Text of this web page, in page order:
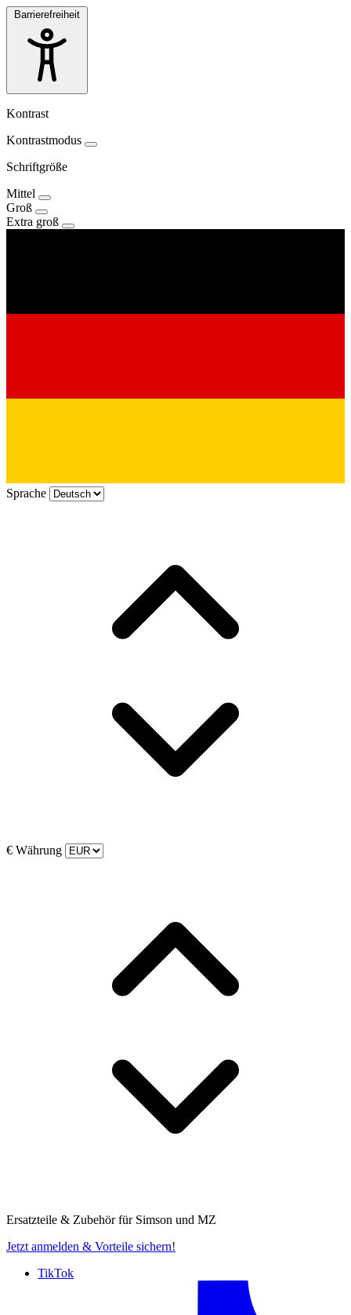
Barrierefreiheit
Kontrast
Kontrastmodus
Schriftgröße
Mittel
Groß
Extra groß
Sprache
€ Währung
Ersatzteile & Zubehör für Simson und MZ
Jetzt anmelden & Vorteile sichern!
TikTok